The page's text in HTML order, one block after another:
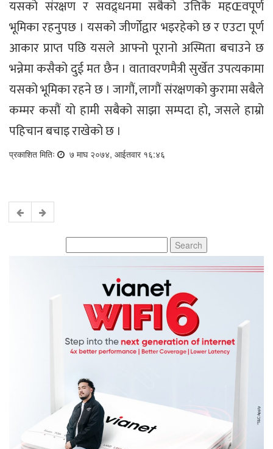
यसको संरक्षण र सवद्र्धनमा सबैको उत्तिकै महŒवपूर्ण
भूमिका रहनुपछ । यसको जीर्णोद्वार भइरहेको छ र एउटा पूर्ण
आकार प्राप्त पछि यसले आफ्नो पूरानो अस्मिता बचाउने छ
भन्नेमा कसैको दुई मत छैन । वातावरणमैत्री सुर्खेत उपत्यकामा
यसको भूमिका रहने छ । जागौं, लागौं संरक्षणको कुरामा सबैले
कम्मर कसौं यो हामी सबैको साझा सम्पदा हो, जसले हाम्रो
पहिचान बचाइ राखेको छ ।
प्रकाशित मितिः ७ माघ २०७४, आईतवार १६:४६
for: